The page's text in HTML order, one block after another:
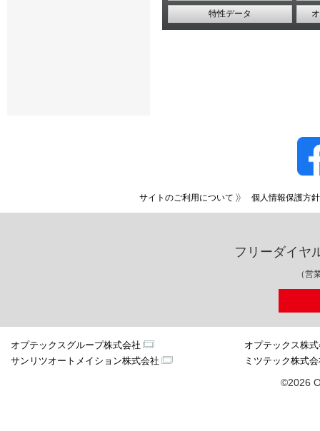
特性データ
サイトのご利用について 個人情報保護方針
フリーダイヤ
（営
オプテックスグループ株式会社
オプテックス株
サンリツオートメイション株式会社
ミツテック株式
©2026